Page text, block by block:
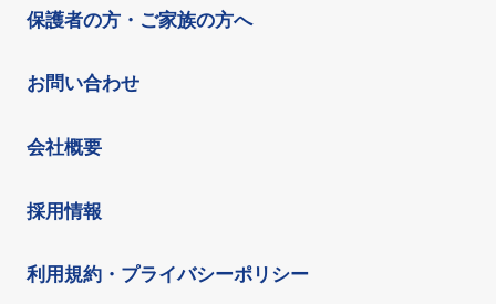
保護者の方・ご家族の方へ
お問い合わせ
会社概要
採用情報
利用規約・プライバシーポリシー